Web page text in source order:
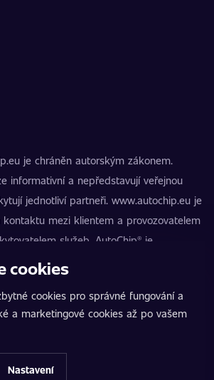
je chráněn autorským zákonem.
informativní a nepředstavují veřejnou
jednotliví partneři. www.autochip.eu je
mezi klientem a provozovatelem
služeb. AutoChip® je
známka Petra Kučery. Úpravy, které
k provozu na pozemních komunikacích.
vždy konkrétní provozovatel
cookies
cookies pro správné fungování a
a marketingové cookies až po vašem
Nastavení